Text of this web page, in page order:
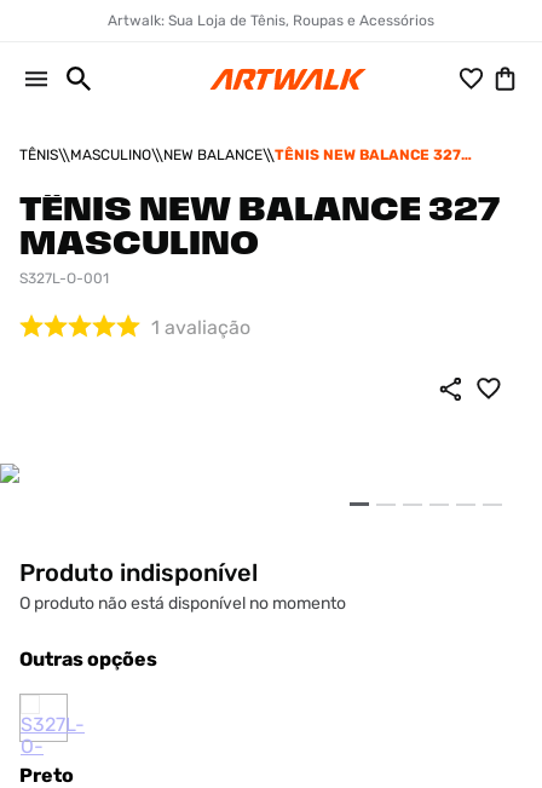
Artwalk: Sua Loja de Tênis, Roupas e Acessórios
TÊNIS MASCULINO NEW BALANCE
TÊNIS NEW BALANCE 327
TÊNIS NEW BALANCE 327
MASCULINO
S327L-O-001
1 avaliação
Produto indisponível
O produto não está disponível no momento
Outras opções
Preto